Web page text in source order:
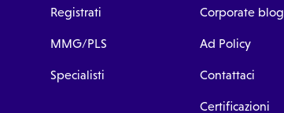
Registrati
MMG/PLS
Specialisti
Corporate blog
Ad Policy
Contattaci
Certificazioni